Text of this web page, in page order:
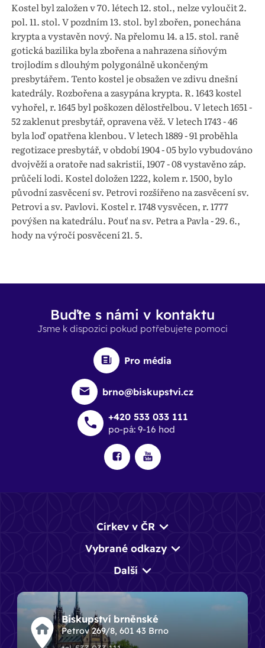
Kostel byl založen v 70. létech 12. stol., nelze vyloučit 2.
pol. 11. stol. V pozdním 13. stol. byl zbořen, ponechána
krypta a vystavěn nový. Na přelomu 14. a 15. stol. raně
gotická bazilika byla zbořena a nahrazena síňovým
trojlodím s dlouhým polygonálně ukončeným
presbytářem. Tento kostel je obsažen ve zdivu dnešní
katedrály. Rozbořena a zasypána krypta. R. 1643 kostel
vyhořel, r. 1645 byl poškozen dělostřelbou. V letech 1651 -
52 zaklenut presbytář, opravena věž. V letech 1743 - 46
byla loď opatřena klenbou. V letech 1889 - 91 proběhla
regotizace presbytář, v období 1904 - 05 bylo vybudováno
dvojvěží a oratoře nad sakristií, 1907 - 08 vystavěno záp.
průčelí lodi. Kostel doložen 1222, kolem r. 1500, bylo
původní zasvěcení sv. Petrovi rozšířeno na zasvěcení sv.
Petrovi a sv. Pavlovi. Kostel r. 1748 vysvěcen, r. 1777
povýšen na katedrálu. Pouť na sv. Petra a Pavla - 29. 6.,
hody na výročí posvěcení 21. 5.
Buďte s námi v kontaktu
Jsme k dispozici pokud potřebujete pomoci
Pro média
brno@biskupstvi.cz
+420 533 033 111
po-pá: 9-16 hod
Církev v ČR
Vybrané odkazy
Další
Biskupství brněnské
Petrov 269/8, 601 43 Brno